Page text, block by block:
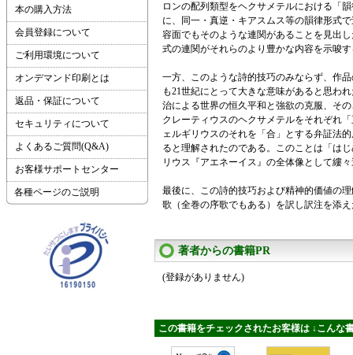
本の購入方法
会員登録について
ご利用環境について
オンデマンド印刷とは
返品・保証について
セキュリティについて
よくあるご質問(Q&A)
お客様サポートセンター
各種ページのご説明
ロンの配列類型をヘクサメテルにおける「
に、同一・真逆・キアスムス等の韻律形式
容面でもそのような連関があることを見出
式の連関がそれらのより豊かな内容を示唆
一方、このような詩的技巧のみならず、作
も21世紀にとって大きな意味があると思わ
治による世界の恒久平和と強欲の克服、そ
クレーティウスのヘクサメテルをそれぞれ
ェルギリウスのそれを「合」とする弁証法
ると理解されたのである。このことは「は
リウス『アエネーイス』の全体像として縷
最後に、この詩的技巧および精神的価値の
歌（全巻の序歌でもある）を訳し訳注を添
著者からの書籍PR
(登録がありません)
この書籍をチェックされたお客様は ↓こんな